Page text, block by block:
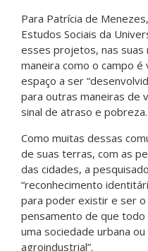
Para Patrícia de
Estudos Sociais da
esses projetos, nas
maneira como o campo é
espaço a ser
para outras maneiras de
sinal de atraso e pobreza.
Como muitas dessas
de suas terras, com as
das cidades, a
“reconhecimento
para poder existir e ser
pensamento de que
uma sociedade urbana
agroindustrial”.